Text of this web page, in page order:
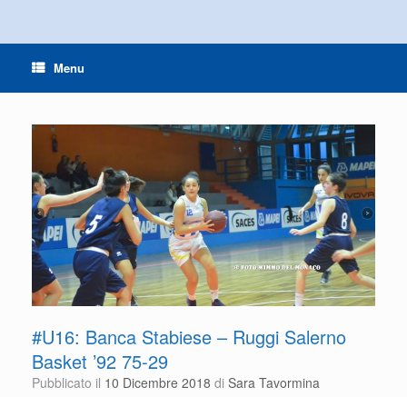
Menu
#U16: Banca Stabiese – Ruggi Salerno
Basket ’92 75-29
Pubblicato il 10 Dicembre 2018 di Sara Tavormina